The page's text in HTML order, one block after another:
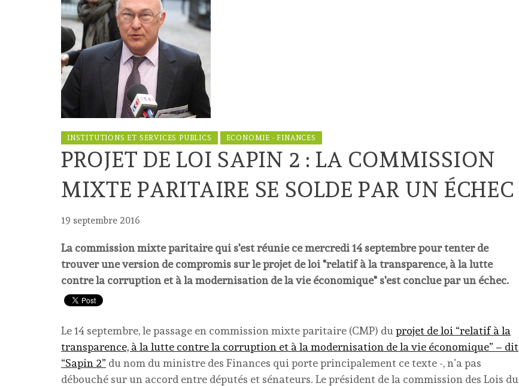
INSTITUTIONS ET SERVICES PUBLICS ECONOMIE - FINANCES
PROJET DE LOI SAPIN 2 : LA COMMISSION
MIXTE PARITAIRE SE SOLDE PAR UN ÉCHEC
19 septembre 2016
La commission mixte paritaire qui s'est réunie ce mercredi 14 septembre pour tenter de
trouver une version de compromis sur le projet de loi "relatif à la transparence, à la lutte
contre la corruption et à la modernisation de la vie économique" s'est conclue par un échec.
Le 14 septembre, le passage en commission mixte paritaire (CMP) du projet de loi “relatif à la
transparence, à la lutte contre la corruption et à la modernisation de la vie économique” – dit
“Sapin 2” du nom du ministre des Finances qui porte principalement ce texte -, n’a pas
débouché sur un accord entre députés et sénateurs. Le président de la commission des Lois du